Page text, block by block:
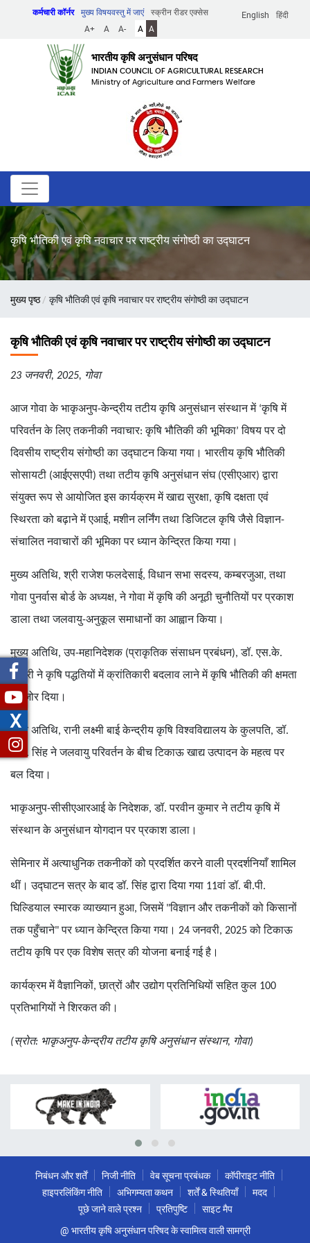
English हिंदी
कर्मचारी कॉर्नर मुख्य विषयवस्तु में जाएं
स्क्रीन रीडर एक्सेस
A+
A A- A A
भारतीय कृषि अनुसंधान परिषद
INDIAN COUNCIL OF AGRICULTURAL RESEARCH
Ministry of Agriculture and Farmers Welfare
कृषि भौतिकी एवं कृषि नवाचार पर राष्ट्रीय संगोष्ठी का उद्घाटन
पग
मुख्य पृष्ठ कृषि भौतिकी एवं कृषि नवाचार पर राष्ट्रीय संगोष्ठी का उद्घाटन
कृषि भौतिकी एवं कृषि नवाचार पर राष्ट्रीय संगोष्ठी का उद्घाटन
23 जनवरी, 2025, गोवा
आज गोवा के भाकृअनुप-केन्द्रीय तटीय कृषि अनुसंधान संस्थान में ‘कृषि में
परिवर्तन के लिए तकनीकी नवाचार: कृषि भौतिकी की भूमिका’ विषय पर दो
दिवसीय राष्ट्रीय संगोष्ठी का उद्घाटन किया गया। भारतीय कृषि भौतिकी
सोसायटी (आईएसएपी) तथा तटीय कृषि अनुसंधान संघ (एसीएआर) द्वारा
संयुक्त रूप से आयोजित इस कार्यक्रम में खाद्य सुरक्षा, कृषि दक्षता एवं
स्थिरता को बढ़ाने में एआई, मशीन लर्निंग तथा डिजिटल कृषि जैसे विज्ञान-
संचालित नवाचारों की भूमिका पर ध्यान केन्द्रित किया गया।
मुख्य अतिथि, श्री राजेश फलदेसाई, विधान सभा सदस्य, कम्बरजुआ, तथा
गोवा पुनर्वास बोर्ड के अध्यक्ष, ने गोवा में कृषि की अनूठी चुनौतियों पर प्रकाश
डाला तथा जलवायु-अनुकूल समाधानों का आह्वान किया।
मुख्य अतिथि, उप-महानिदेशक (प्राकृतिक संसाधन प्रबंधन), डॉ. एस.के.
चौधरी ने कृषि पद्धतियों में क्रांतिकारी बदलाव लाने में कृषि भौतिकी की क्षमता
पर जोर दिया।
मुख्य अतिथि, रानी लक्ष्मी बाई केन्द्रीय कृषि विश्वविद्यालय के कुलपति, डॉ.
ए.के. सिंह ने जलवायु परिवर्तन के बीच टिकाऊ खाद्य उत्पादन के महत्व पर
बल दिया।
भाकृअनुप-सीसीएआरआई के निदेशक, डॉ. परवीन कुमार ने तटीय कृषि में
संस्थान के अनुसंधान योगदान पर प्रकाश डाला।
सेमिनार में अत्याधुनिक तकनीकों को प्रदर्शित करने वाली प्रदर्शनियाँ शामिल
थीं। उद्घाटन सत्र के बाद डॉ. सिंह द्वारा दिया गया 11वां डॉ. बी.पी.
घिल्डियाल स्मारक व्याख्यान हुआ, जिसमें "विज्ञान और तकनीकों को किसानों
तक पहुँचाने" पर ध्यान केन्द्रित किया गया। 24 जनवरी, 2025 को टिकाऊ
तटीय कृषि पर एक विशेष सत्र की योजना बनाई गई है।
कार्यक्रम में वैज्ञानिकों, छात्रों और उद्योग प्रतिनिधियों सहित कुल 100
प्रतिभागियों ने शिरकत की।
(स्रोत: भाकृअनुप-केन्द्रीय तटीय कृषि अनुसंधान संस्थान, गोवा)
निबंधन और शर्तें निजी नीति वेब सूचना प्रबंधक
कॉपीराइट नीति
हाइपरलिंकिंग नीति
अभिगम्यता कथन शर्तें & स्थितियाँ
मदद
पूछे जाने वाले प्रश्न
प्रतिपुष्टि
साइट मैप
@ भारतीय कृषि अनुसंधान परिषद के स्वामित्व वाली सामग्री
X